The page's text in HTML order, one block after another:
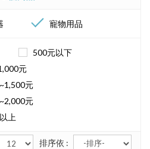
寵物用品
500元以下
元
元
元
上
排序依 :